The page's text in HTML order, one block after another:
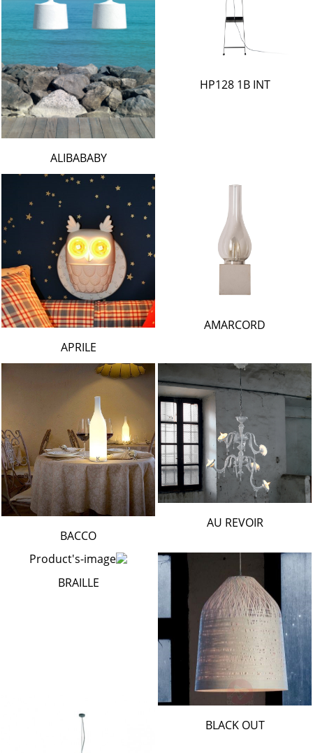
HP128 1B INT
ALIBABABY
AMARCORD
APRILE
AU REVOIR
BACCO
BLACK OUT
BRAILLE